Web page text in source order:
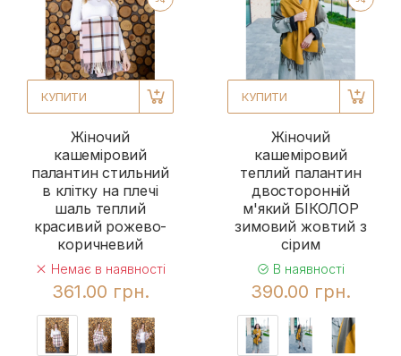
КУПИТИ
Жіночий
кашеміровий
палантин стильний
в клітку на плечі
шаль теплий
красивий рожево-
коричневий
Немає в наявності
361.00 грн.
КУПИТИ
Жіночий
кашеміровий
теплий палантин
двосторонній
м'який БІКОЛОР
зимовий жовтий з
сірим
В наявності
390.00 грн.